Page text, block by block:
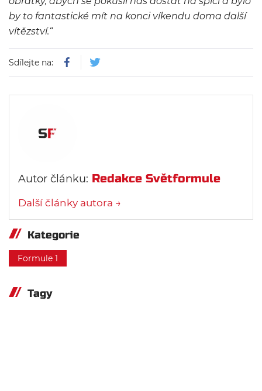
by to fantastické mít na konci víkendu doma další
vítězství.“
Sdílejte na:
Autor článku: Redakce Světformule
Další články autora →
Kategorie
Formule 1
Tagy